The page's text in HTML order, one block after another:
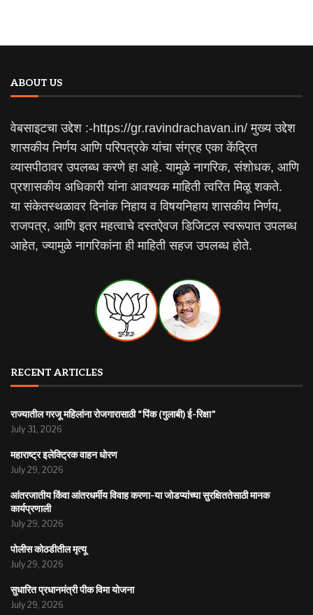
ABOUT US
वेबसाइटचा उद्देश :-https://gr.ravindrachavan.in/ मुख्य उद्देश
शासकीय निर्णय आणि परिपत्रके यांचा संग्रह एका केंद्रित
व्यासपीठावर उपलब्ध करणे हा आहे. यामुळे नागरिक, संशोधक, आणि
प्रशासकीय अधिकारी यांना आवश्यक माहिती त्वरित मिळू शकते.
या संकेतस्थळावर दिनांक निहाय व विषयनिहाय शासकीय निर्णय,
राजपत्र, आणि इतर महत्वाचे दस्तऐवज डिजिटल स्वरूपात उपलब्ध
आहेत, ज्यामुळे नागरिकांना ही माहिती सहज उपलब्ध होते.
RECENT ARTICLES
राज्यातील गरजू महिलांना रोजगारासाठी “पिंक (गुलाबी) ई-रिक्षा”
July 31, 2026
महाराष्ट्र इलेक्ट्रिक वाहन धोरण
July 29, 2026
आंतरजातीय किंवा आंतरधर्मीय विवाह करणा-या जोडप्यांच्या सुरक्षिततेसाठी मानक
कार्यप्रणाली
July 29, 2026
पोलीस कोठडीतील मृत्यू
July 29, 2026
सुधारित प्रधानमंत्री पीक विमा योजना
July 29, 2026